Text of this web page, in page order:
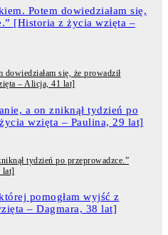
się, że prowadził
– Alicja, 41 lat]
tydzień po przeprowadzce.”
lat]